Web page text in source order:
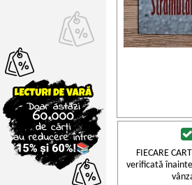
FIECARE
verificată